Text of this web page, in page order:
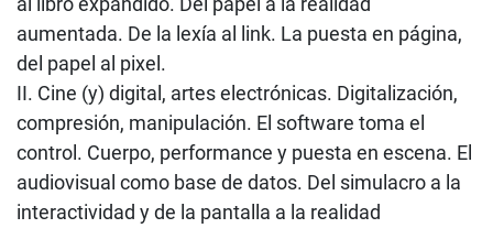
aumentada. De la lexía al link. La puesta en página,
del papel al pixel.
II. Cine (y) digital, artes electrónicas. Digitalización,
compresión, manipulación. El software toma el
control. Cuerpo, performance y puesta en escena. El
audiovisual como base de datos. Del simulacro a la
interactividad y de la pantalla a la realidad